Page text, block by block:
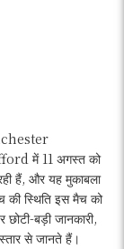
में 11 अगस्त को
हैं, और यह मुकाबला
की स्थिति इस मैच को
बड़ी जानकारी,
से जानते हैं।